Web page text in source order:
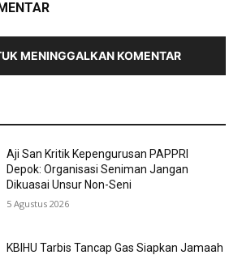
MENINGGALKAN KOMENTAR
Aji San Kritik Kepengurusan PAPPRI
Depok: Organisasi Seniman Jangan
Dikuasai Unsur Non-Seni
5 Agustus 2026
KBIHU Tarbis Tancap Gas Siapkan Jamaah